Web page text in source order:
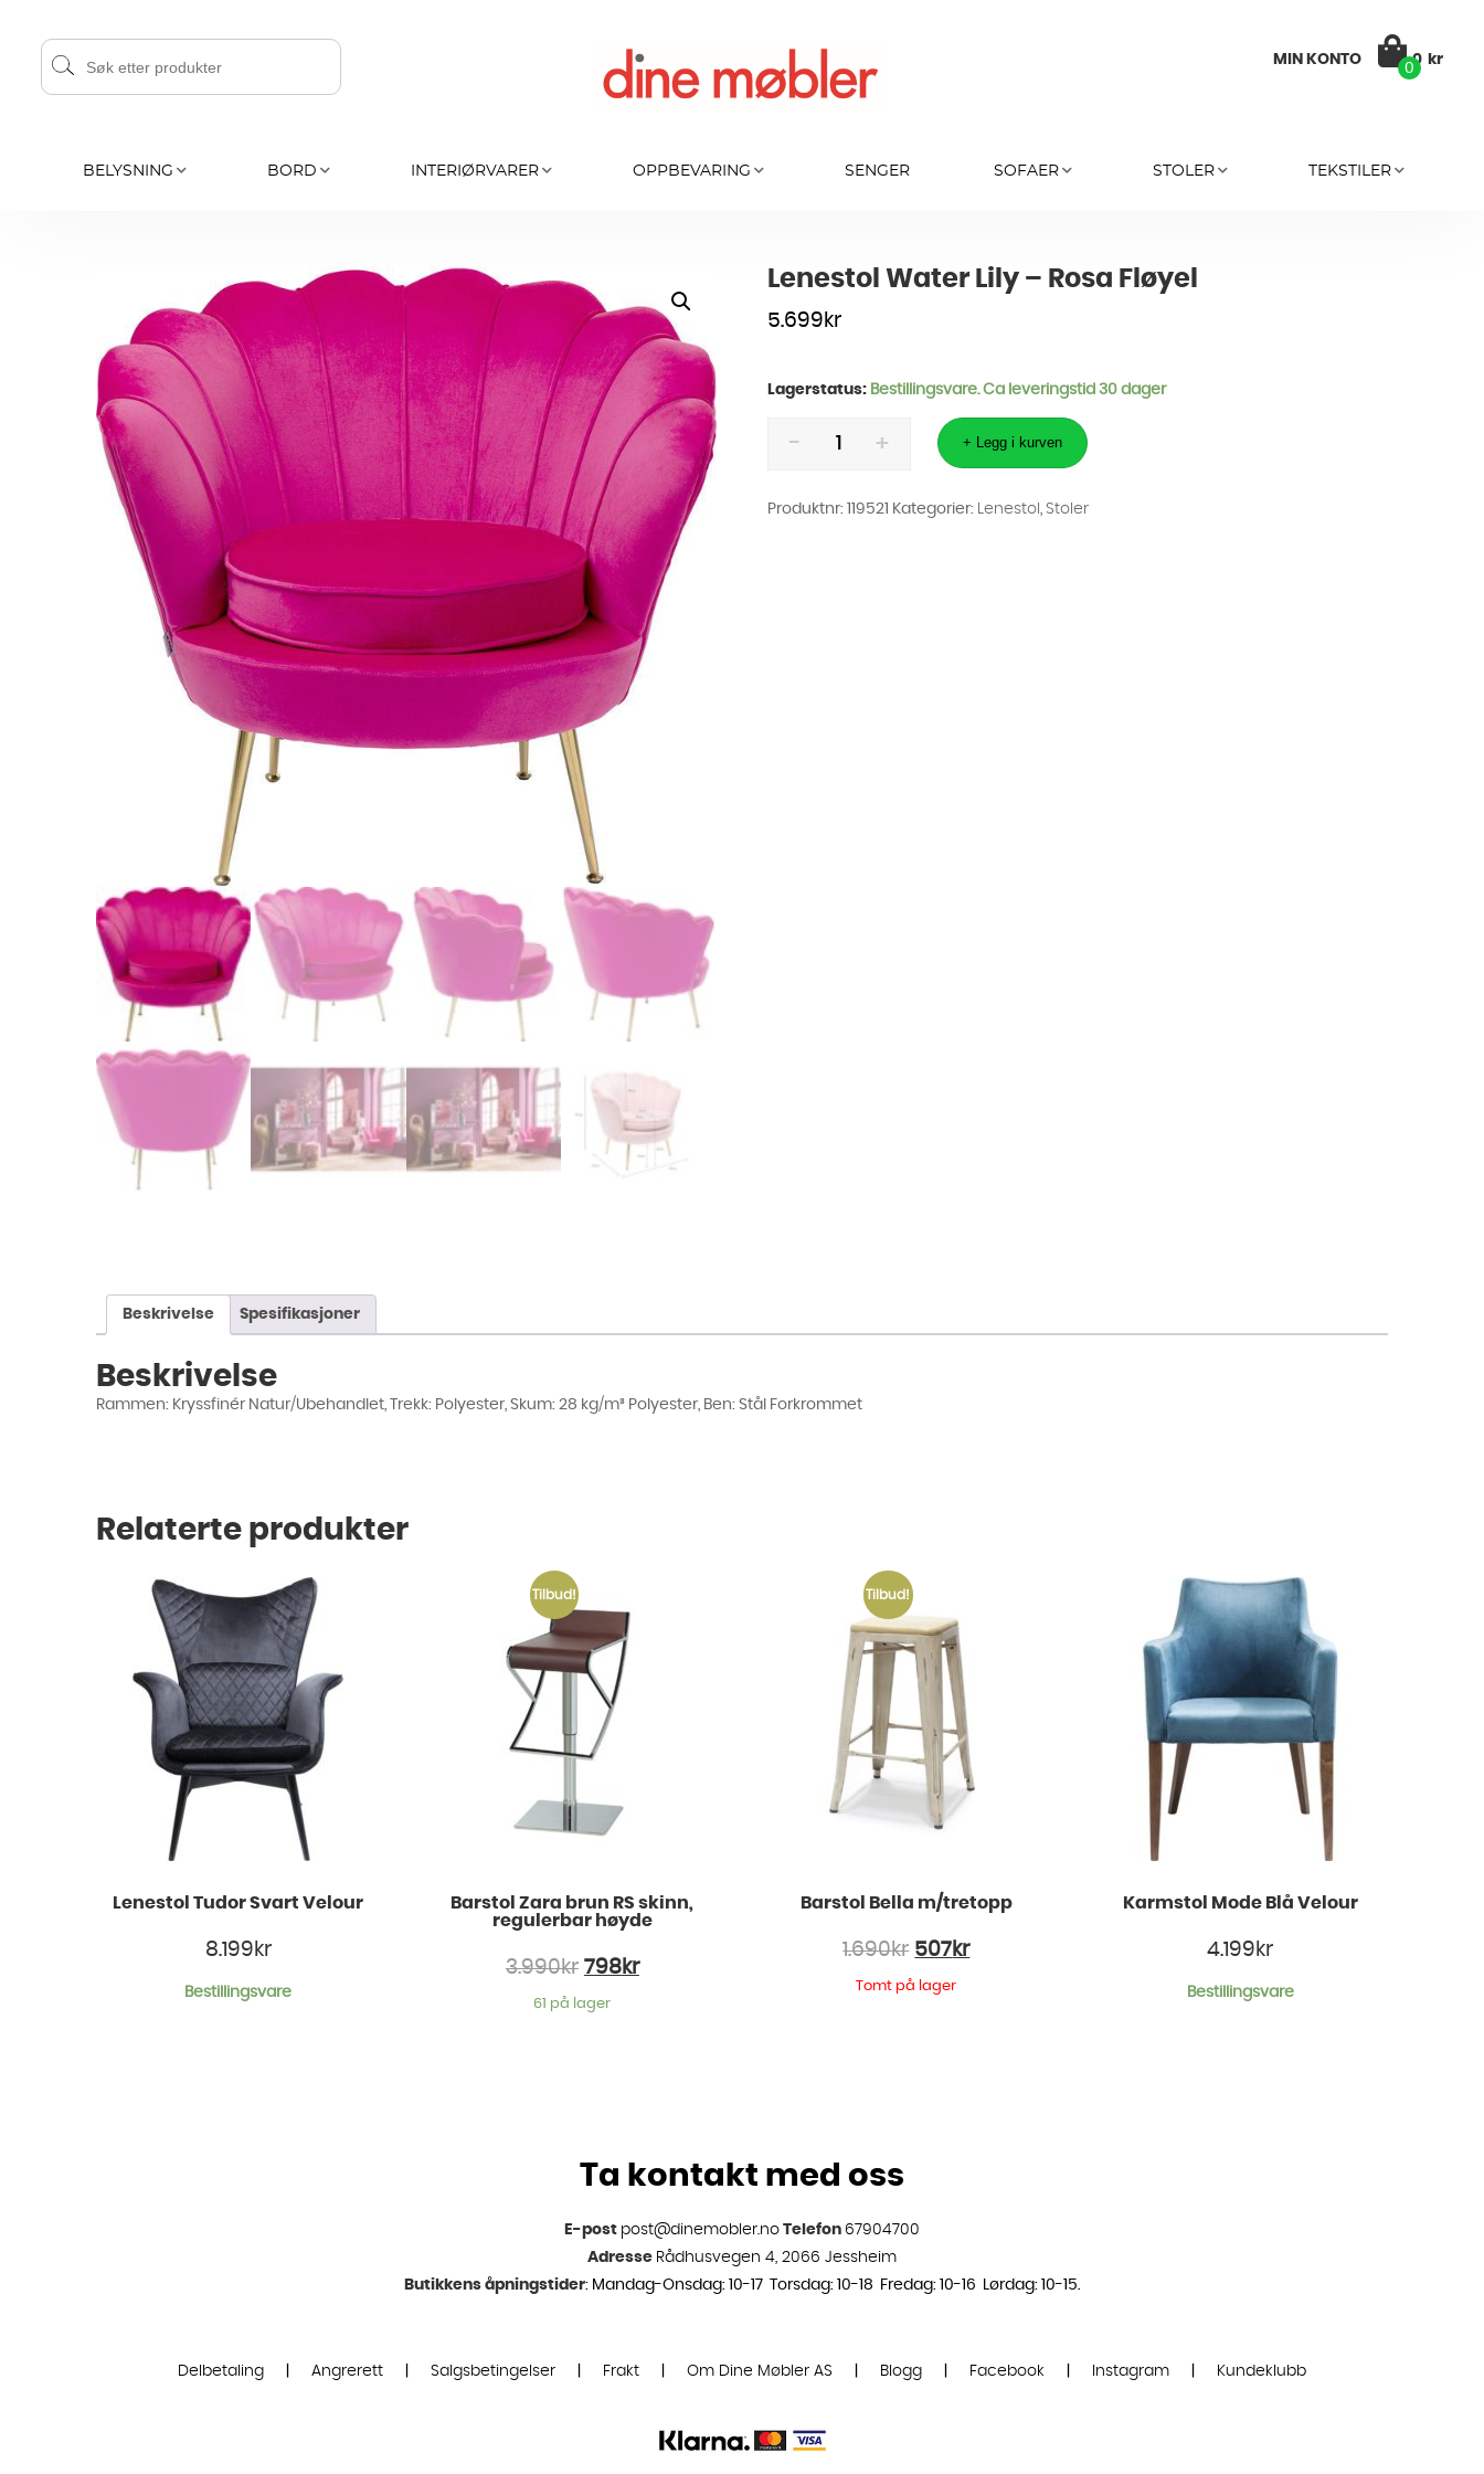
MIN KONTO
0
0 kr
BELYSNING BORD INTERIØRVARER OPPBEVARING SENGER SOFAER STOLER TEKSTILER
Lenestol Water Lily – Rosa Fløyel
5.699 kr
Lagerstatus: Bestillingsvare. Ca leveringstid 30 dager
Water
Fløyel
antall
+ Legg i kurven
Produktnr: 119521 Kategorier: Lenestol,Stoler
Beskrivelse Spesifikasjoner
Beskrivelse
Rammen: Kryssfinér Natur/Ubehandlet, Trekk: Polyester, Skum: 28 kg/m³ Polyester, Ben: Stål Forkrommet
Relaterte produkter
Lenestol Tudor Svart Velour
8.199 kr
Bestillingsvare
Tilbud!
Barstol Zara brun RS skinn,
regulerbar høyde
3.990kr 798kr
61 på lager
Tilbud!
Barstol Bella m/tretopp
1.690kr 507 kr
Tomt på lager
Karmstol Mode Blå Velour
4.199 kr
Bestillingsvare
Ta kontakt med oss
E-post post@dinemobler.no Telefon 67904700
Adresse Rådhusvegen 4, 2066 Jessheim
Butikkens åpningstider: Mandag-Onsdag: 10-17 Torsdag: 10-18 Fredag: 10-16 Lørdag: 10-15.
Delbetaling Angrerett Salgsbetingelser Frakt Om Dine Møbler AS Blogg Facebook Instagram Kundeklubb